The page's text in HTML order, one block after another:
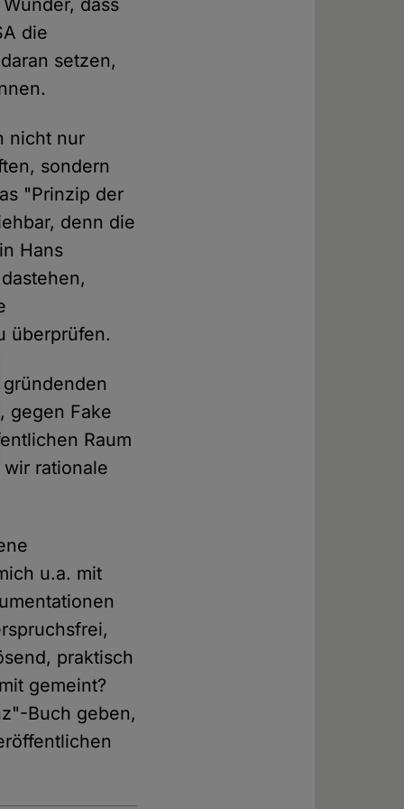
dass
die
setzen,
nicht nur
sondern
"Prinzip der
denn die
Hans
überprüfen.
gegen Fake
Raum
rationale
u.a. mit
praktisch
gemeint?
Buch geben,